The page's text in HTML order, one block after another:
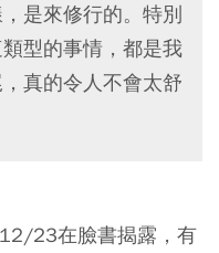
是來修行的。特別
型的事情，都是我
真的令人不會太舒
23在臉書揭露，有